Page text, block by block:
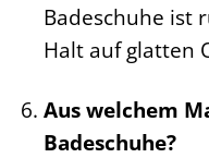
Badeschuhe ist
Halt auf glatten
Aus welchem
Badeschuhe?